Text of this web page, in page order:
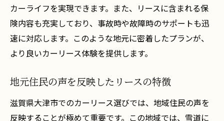
地元ならではのお得な情報の入手法
メンテナンスを含めた賢いリース活用
安心してリースを続けるための秘訣
契約後の満足度を高めるための工夫
カーリースで最大限のメリットを引き出すポイ
ント
リース料金を抑えるための工夫
カーライフを実現できます。また、リースに含まれる保
険内容も充実しており、事故時や故障時のサポートも迅
速に対応します。このような地元に密着したプランが、
より良いカーリース体験を提供します。
地元住民の声を反映したリースの特徴
滋賀県大津市でのカーリース選びでは、地域住民の声を
反映することが極めて重要です。この地域では、雪道に